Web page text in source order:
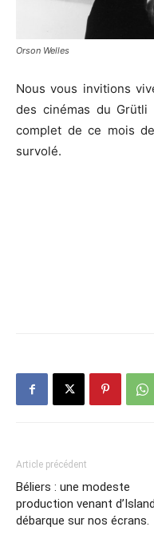
Orson Welles
Nous vous invitions
des cinémas du
complet de ce mois
survolé.
Article précédent
Béliers : une modeste
production venant
débarque sur nos écrans.